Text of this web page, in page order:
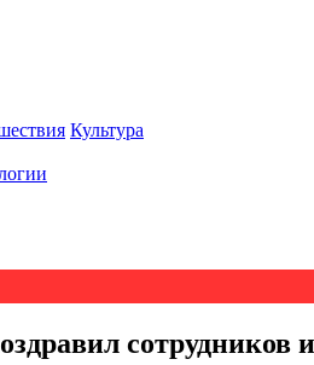
Культура
сотрудников